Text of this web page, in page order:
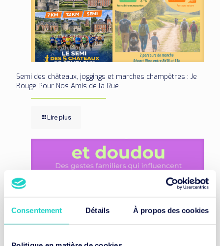
Consentement Détails À propos des cookies
Semi des châteaux, joggings et marches champêtres : Je
Bouge Pour Nos Amis de la Rue
Lire plus